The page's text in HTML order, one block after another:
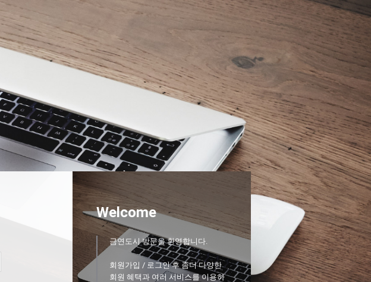
Welcome
금연도시 방문을 환영합니다.
회원가입 / 로그인 후 좀더 다양한
회원 혜택과 여러 서비스를 이용하